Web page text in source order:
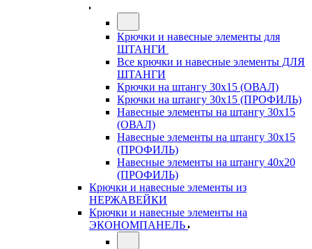
Крючки и навесные элементы для
ШТАНГИ
Все крючки и навесные элементы ДЛЯ
ШТАНГИ
Крючки на штангу 30х15 (ОВАЛ)
Крючки на штангу 30х15 (ПРОФИЛЬ)
Навесные элементы на штангу 30х15
(ОВАЛ)
Навесные элементы на штангу 30х15
(ПРОФИЛЬ)
Навесные элементы на штангу 40х20
(ПРОФИЛЬ)
Крючки и навесные элементы из
НЕРЖАВЕЙКИ
Крючки и навесные элементы на
ЭКОНОМПАНЕЛЬ